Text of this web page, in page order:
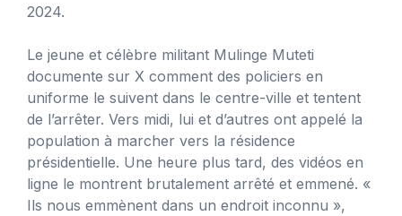
2024.
Le jeune et célèbre militant Mulinge Muteti
documente sur X comment des policiers en
uniforme le suivent dans le centre-ville et tentent
de l’arrêter. Vers midi, lui et d’autres ont appelé la
population à marcher vers la résidence
présidentielle. Une heure plus tard, des vidéos en
ligne le montrent brutalement arrêté et emmené. «
Ils nous emmènent dans un endroit inconnu »,